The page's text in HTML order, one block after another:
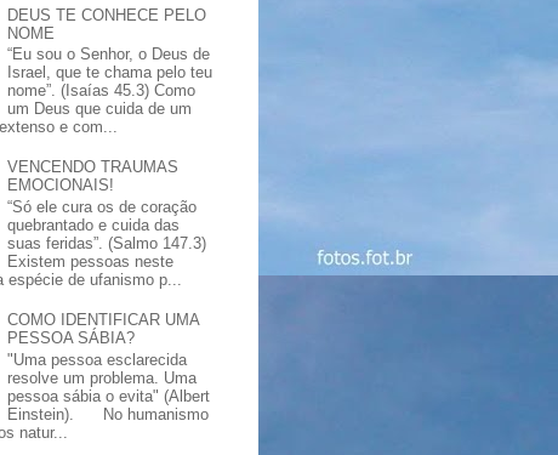
DEUS TE CONHECE PELO
NOME
“Eu sou o Senhor, o Deus de
Israel, que te chama pelo teu
nome”. (Isaías 45.3) Como
um Deus que cuida de um
e com...
VENCENDO TRAUMAS
EMOCIONAIS!
“Só ele cura os de coração
quebrantado e cuida das
suas feridas”. (Salmo 147.3)
Existem pessoas neste
espécie de ufanismo p...
COMO IDENTIFICAR UMA
PESSOA SÁBIA?
"Uma pessoa esclarecida
resolve um problema. Uma
pessoa sábia o evita" (Albert
Einstein). No humanismo
natur...